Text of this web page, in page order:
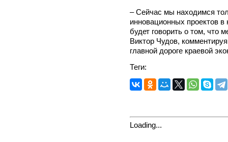
– Сейчас мы находимся
инновационных проектов
будет говорить о том, что
Виктор Чудов,
главной дороге краевой
Теги:
Loading...